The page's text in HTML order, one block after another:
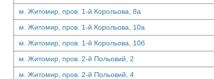
м. Житомир, пров. 1-й Корольова, 8а
м. Житомир, пров. 1-й Корольова, 10а
м. Житомир, пров. 1-й Корольова, 10б
м. Житомир, пров. 2-й Польовий, 2
м. Житомир, пров. 2-й Польовий, 4